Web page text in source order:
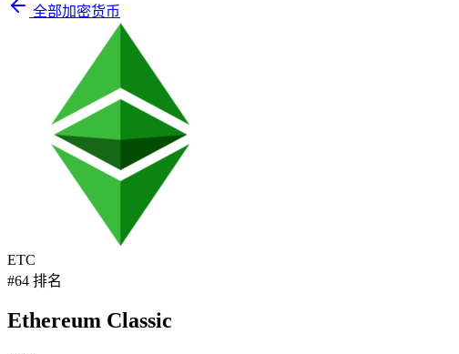
全部加密货币
ETC
#64 排名
Ethereum Classic